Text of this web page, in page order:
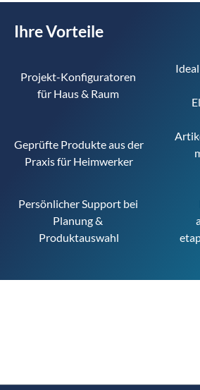
Ihre Vorteile
Projekt-Konfiguratoren
für Haus & Raum
Geprüfte Produkte aus der
Praxis für Heimwerker
Persönlicher Support bei
Planung &
Produktauswahl